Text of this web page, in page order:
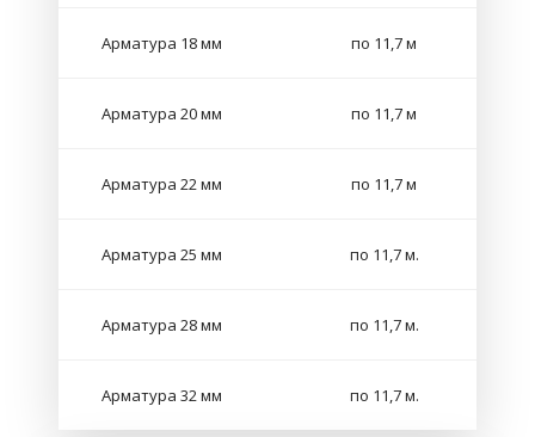
Арматура 18 мм по 11,7 м
Арматура 20 мм по 11,7 м
Арматура 22 мм по 11,7 м
Арматура 25 мм по 11,7 м.
Арматура 28 мм по 11,7 м.
Арматура 32 мм по 11,7 м.